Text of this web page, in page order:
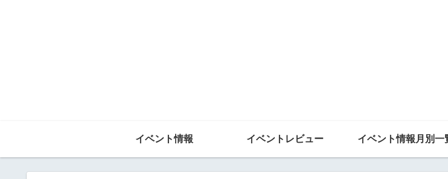
イベント情報 イベントレビュー イベント情報月別一